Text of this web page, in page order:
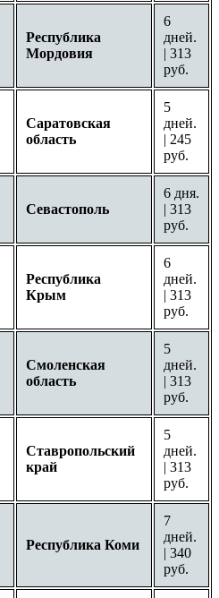
Республика
Мордовия
6
дней.
| 313
руб.
Саратовская
область
5
дней.
| 245
руб.
Севастополь
6 дня.
| 313
руб.
Республика
Крым
6
дней.
| 313
руб.
Смоленская
область
5
дней.
| 313
руб.
Ставропольский
край
5
дней.
| 313
руб.
Республика Коми
7
дней.
| 340
руб.